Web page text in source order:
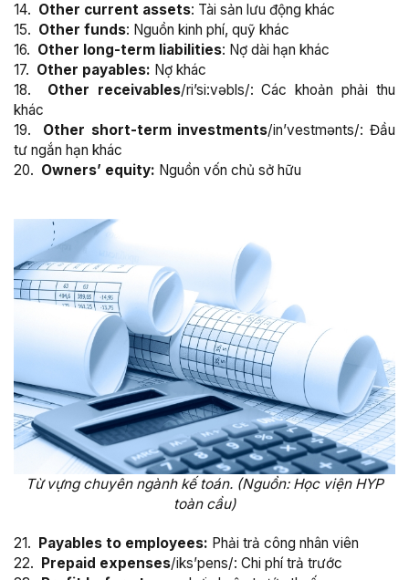
14. Other current assets: Tài sản lưu động khác
15. Other funds: Nguồn kinh phí, quỹ khác
16. Other long-term liabilities: Nợ dài hạn khác
17. Other payables: Nợ khác
18. Other receivables/ri’si:vəbls/: Các khoản phải thu
khác
19. Other short-term investments/in’vestmənts/: Đầu
tư ngắn hạn khác
20. Owners’ equity: Nguồn vốn chủ sở hữu
Từ vựng chuyên ngành kế toán. (Nguồn: Học viện HYP
toàn cầu)
21. Payables to employees: Phải trả công nhân viên
22. Prepaid expenses/iks’pens/: Chi phí trả trước